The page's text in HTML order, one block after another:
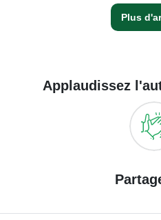
Plus
Applaudissez